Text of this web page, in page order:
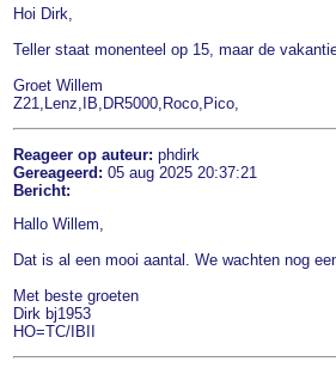
Hoi Dirk,
Teller staat monenteel op 15, maar de
Groet Willem
Z21,Lenz,IB,DR5000,Roco,Pico,
Reageer op auteur: phdirk
Gereageerd: 05 aug 2025 20:37:21
Bericht:
Hallo Willem,
Dat is al een mooi aantal. We wachten nog
Met beste groeten
Dirk bj1953
HO=TC/IBII